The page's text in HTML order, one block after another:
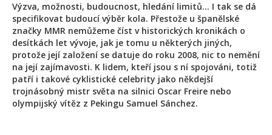
Výzva, možnosti, budoucnost, hledání limitů… I tak se dá
specifikovat budoucí výběr kola. Přestože u španělské
značky MMR nemůžeme číst v historických kronikách o
desítkách let vývoje, jak je tomu u některých jiných,
protože její založení se datuje do roku 2008, nic to nemění
na její zajímavosti. K lidem, kteří jsou s ní spojováni, totiž
patří i takové cyklistické celebrity jako někdejší
trojnásobný mistr světa na silnici Oscar Freire nebo
olympijský vítěz z Pekingu Samuel Sánchez.